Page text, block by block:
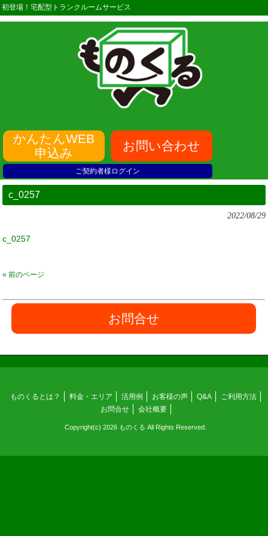
初登場！宅配型トランクルームサービス
かんたんWEB
申込み
お問い合わせ
ご契約者様ログイン
c_0257
2022/08/29
c_0257
« 前のページ
お問合せ
ものくるとは？ 料金・エリア 活用例 お客様の声 Q&A
ご利用方法
お問合せ
会社概要
Copyright(c) 2026 ものくる All Rights Reserved.